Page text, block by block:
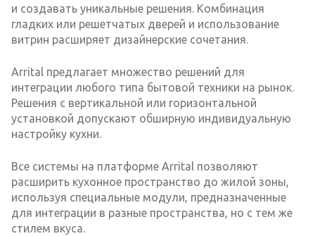
и создавать уникальные решения. Комбинация
гладких или решетчатых дверей и использование
витрин расширяет дизайнерские сочетания.
Arrital предлагает множество решений для
интеграции любого типа бытовой техники на рынок.
Решения с вертикальной или горизонтальной
установкой допускают обширную индивидуальную
настройку кухни.
Все системы на платформе Arrital позволяют
расширить кухонное пространство до жилой зоны,
используя специальные модули, предназначенные
для интеграции в разные пространства, но с тем же
стилем вкуса.